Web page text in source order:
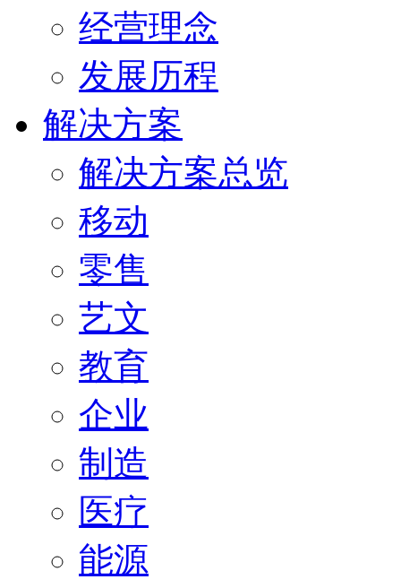
经营理念
发展历程
解决方案
解决方案总览
移动
零售
艺文
教育
企业
制造
医疗
能源